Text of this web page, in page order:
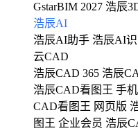
GstarBIM 2027 浩辰
浩辰AI
浩辰AI助手 浩辰AI识
云CAD
浩辰CAD 365 浩辰
浩辰CAD看图王 手
CAD看图王 网页版
图王 企业会员 浩辰